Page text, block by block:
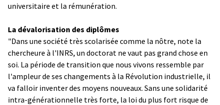
universitaire et la rémunération.
La dévalorisation des diplômes
"Dans une société très scolarisée comme la nôtre, note la
chercheure à l'INRS, un doctorat ne vaut pas grand chose en
soi. La période de transition que nous vivons ressemble par
l'ampleur de ses changements à la Révolution industrielle, il
va falloir inventer des moyens nouveaux. Sans une solidarité
intra-générationnelle très forte, la loi du plus fort risque de